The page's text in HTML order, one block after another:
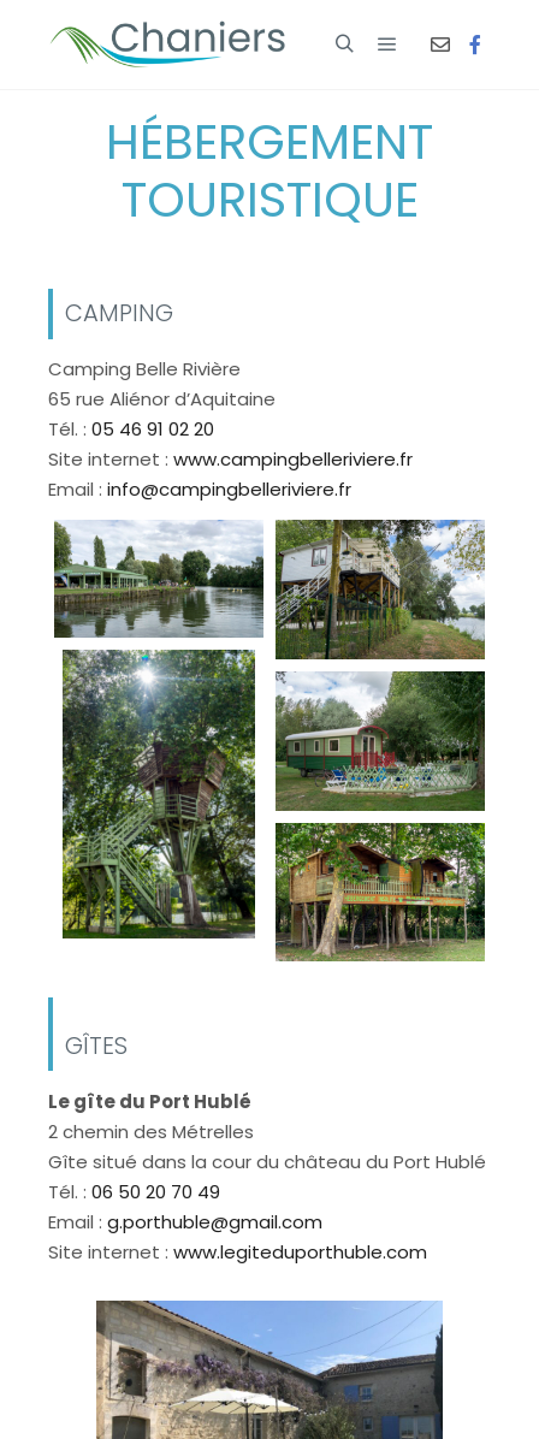
HÉBERGEMENT
TOURISTIQUE
CAMPING
Camping Belle Rivière
65 rue Aliénor d’Aquitaine
Tél. : 05 46 91 02 20
Site internet : www.campingbelleriviere.fr
Email : info@campingbelleriviere.fr
GÎTES
Le gîte du Port Hublé
2 chemin des Métrelles
Gîte situé dans la cour du château du Port Hublé
Tél. : 06 50 20 70 49
Email : g.porthuble@gmail.com
Site internet : www.legiteduporthuble.com